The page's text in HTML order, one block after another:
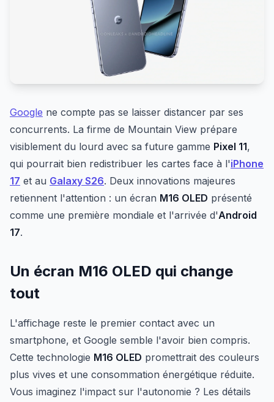
Google ne compte pas se laisser distancer par ses
concurrents. La firme de Mountain View prépare
visiblement du lourd avec sa future gamme Pixel 11,
qui pourrait bien redistribuer les cartes face à l'iPhone
17 et au Galaxy S26. Deux innovations majeures
retiennent l'attention : un écran M16 OLED présenté
comme une première mondiale et l'arrivée d'Android
17.
Un écran M16 OLED qui change
tout
L'affichage reste le premier contact avec un
smartphone, et Google semble l'avoir bien compris.
Cette technologie M16 OLED promettrait des couleurs
plus vives et une consommation énergétique réduite.
Vous imaginez l'impact sur l'autonomie ? Les détails